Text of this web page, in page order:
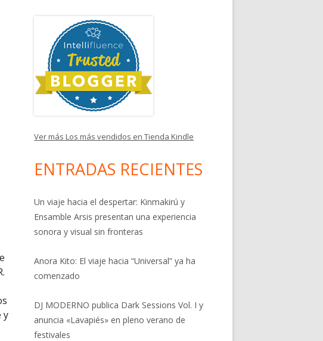
y
Ver más Los más vendidos en Tienda Kindle
ENTRADAS RECIENTES
Un viaje hacia el despertar: Kinmakirú y
Ensamble Arsis presentan una experiencia
sonora y visual sin fronteras
Anora Kito: El viaje hacia “Universal” ya ha
comenzado
DJ MODERNO publica Dark Sessions Vol. I y
anuncia «Lavapiés» en pleno verano de
festivales